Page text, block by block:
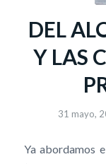
DEL
Y LAS
31 mayo,
Ya abordamos